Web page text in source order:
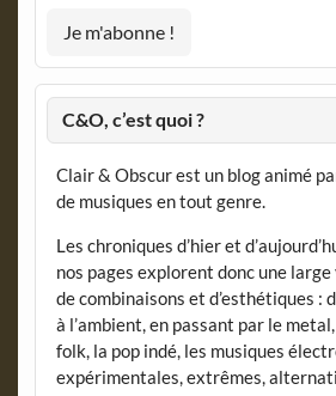
C&O, c’est quoi ?
Clair & Obscur est un blog animé
de musiques en tout genre.
Les chroniques d’hier et
nos pages explorent donc une
de combinaisons et d’esthétiques :
à l’ambient, en passant par le
folk, la pop indé, les musiques
expérimentales, extrêmes,